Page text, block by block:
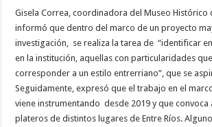
Gisela Correa, coordinadora del Museo Histórico
informó que dentro del marco de un proyecto
investigación, se realiza la tarea de “identificar
en la institución, aquellas con particularidades
corresponder a un estilo entrerriano”, que se
Seguidamente, expresó que el trabajo en el
viene instrumentando desde 2019 y que
plateros de distintos lugares de Entre Ríos.